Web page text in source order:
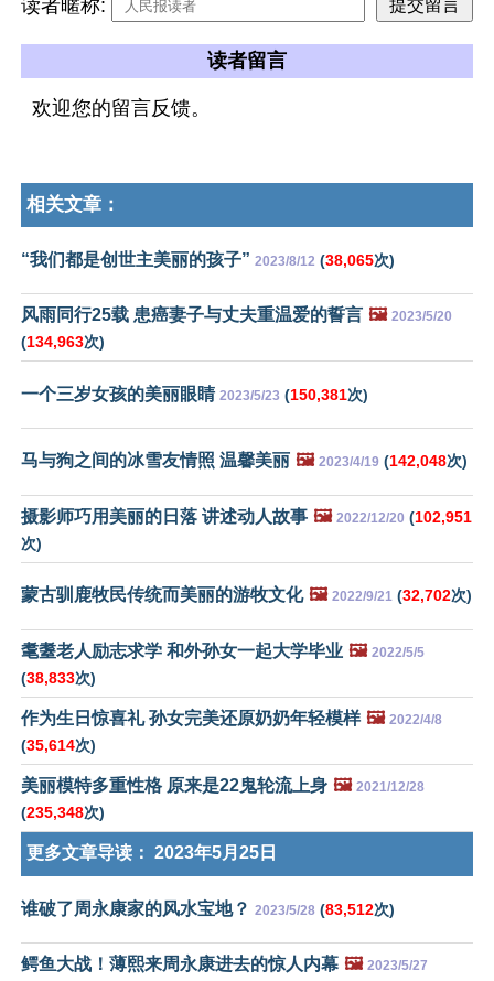
读者暱称:
读者留言
欢迎您的留言反馈。
相关文章：
“我们都是创世主美丽的孩子” 2023/8/12 (38,065次)
风雨同行25载 患癌妻子与丈夫重温爱的誓言 🖼️ 2023/5/20
(134,963次)
一个三岁女孩的美丽眼睛 2023/5/23 (150,381次)
马与狗之间的冰雪友情照 温馨美丽 🖼️ 2023/4/19 (142,048次)
摄影师巧用美丽的日落 讲述动人故事 🖼️ 2022/12/20 (102,951
次)
蒙古驯鹿牧民传统而美丽的游牧文化 🖼️ 2022/9/21 (32,702次)
耄耋老人励志求学 和外孙女一起大学毕业 🖼️ 2022/5/5
(38,833次)
作为生日惊喜礼 孙女完美还原奶奶年轻模样 🖼️ 2022/4/8
(35,614次)
美丽模特多重性格 原来是22鬼轮流上身 🖼️ 2021/12/28
(235,348次)
更多文章导读： 2023年5月25日
谁破了周永康家的风水宝地？ 2023/5/28 (83,512次)
鳄鱼大战！薄熙来周永康进去的惊人内幕 🖼️ 2023/5/27